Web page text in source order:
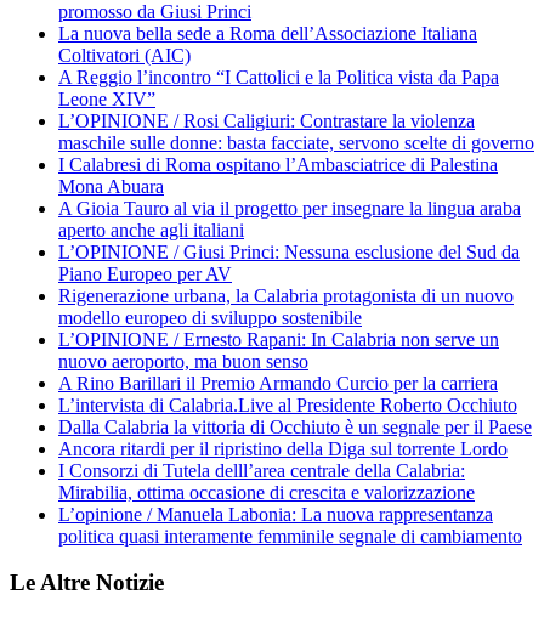
promosso da Giusi Princi
La nuova bella sede a Roma dell’Associazione Italiana
Coltivatori (AIC)
A Reggio l’incontro “I Cattolici e la Politica vista da Papa
Leone XIV”
L’OPINIONE / Rosi Caligiuri: Contrastare la violenza
maschile sulle donne: basta facciate, servono scelte di governo
I Calabresi di Roma ospitano l’Ambasciatrice di Palestina
Mona Abuara
A Gioia Tauro al via il progetto per insegnare la lingua araba
aperto anche agli italiani
L’OPINIONE / Giusi Princi: Nessuna esclusione del Sud da
Piano Europeo per AV
Rigenerazione urbana, la Calabria protagonista di un nuovo
modello europeo di sviluppo sostenibile
L’OPINIONE / Ernesto Rapani: In Calabria non serve un
nuovo aeroporto, ma buon senso
A Rino Barillari il Premio Armando Curcio per la carriera
L’intervista di Calabria.Live al Presidente Roberto Occhiuto
Dalla Calabria la vittoria di Occhiuto è un segnale per il Paese
Ancora ritardi per il ripristino della Diga sul torrente Lordo
I Consorzi di Tutela delll’area centrale della Calabria:
Mirabilia, ottima occasione di crescita e valorizzazione
L’opinione / Manuela Labonia: La nuova rappresentanza
politica quasi interamente femminile segnale di cambiamento
Le Altre Notizie